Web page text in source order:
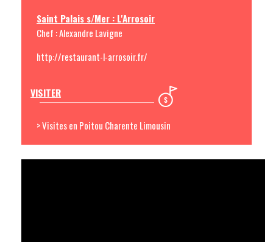
Saint Palais s/Mer : L'Arrosoir
Chef : Alexandre Lavigne
http://restaurant-l-arrosoir.fr/
VISITER
> Visites en Poitou Charente Limousin